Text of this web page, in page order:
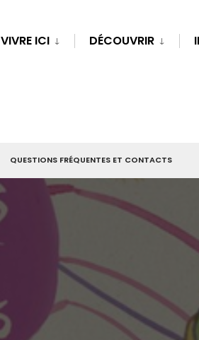
VIVRE ICI DÉCOUVRIR
QUESTIONS FRÉQUENTES ET CONTACTS